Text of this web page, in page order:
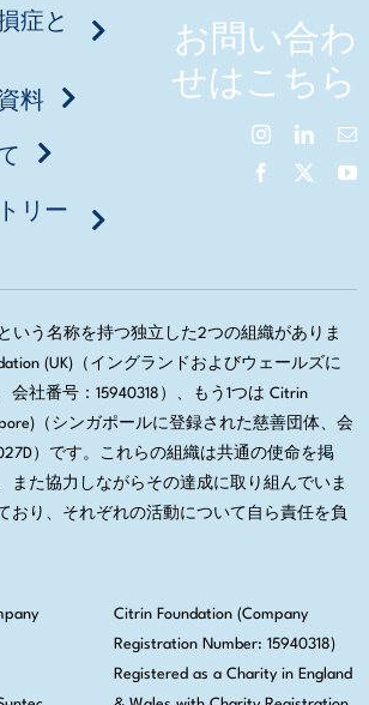
症と
料
リー
お問い合わ
せはこちら
という名称を持つ独立した2つの組織がありま
(UK)（イングランドおよびウェールズに
会社番号：15940318）、もう1つは Citrin
（シンガポールに登録された慈善団体、会
）です。これらの組織は共通の使命を掲
また協力しながらその達成に取り組んでいま
おり、それぞれの活動について自ら責任を負
Citrin Foundation (Company
Registration Number: 15940318)
Registered as a Charity in England